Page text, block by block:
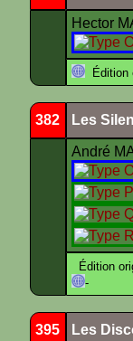
Hector
Édition
382 Les
André
Édition
-
395 Les